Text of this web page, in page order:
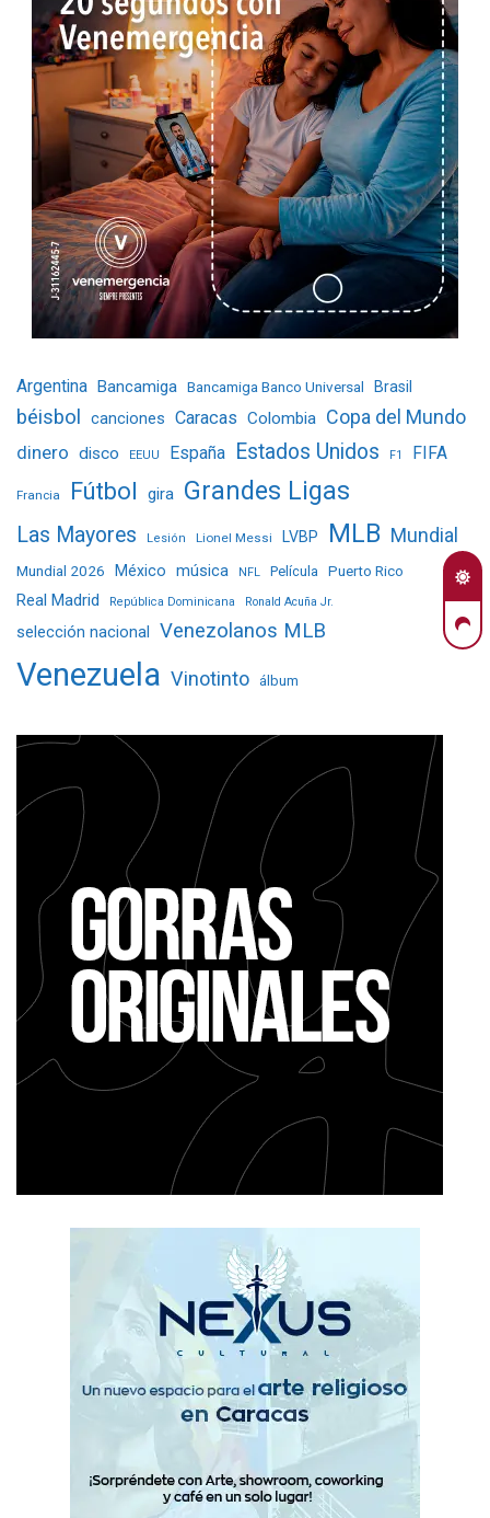
Argentina Bancamiga Bancamiga Banco Universal Brasil
béisbol canciones Caracas Colombia Copa del Mundo
dinero disco EEUU España Estados Unidos F1 FIFA
Francia Fútbol gira Grandes Ligas
Las Mayores Lesión Lionel Messi LVBP MLB Mundial
Mundial 2026 México música NFL Película Puerto Rico
Real Madrid República Dominicana Ronald Acuña Jr.
selección nacional Venezolanos MLB
Venezuela Vinotinto álbum